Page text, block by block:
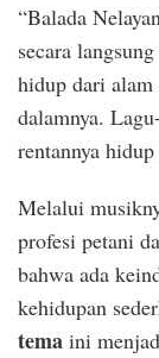
“Balada
secara
hidup dari alam
dalamnya.
rentannya
Melalui
profesi petani
bahwa ada
kehidupan
tema ini